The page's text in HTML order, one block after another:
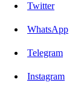
Twitter
WhatsApp
Telegram
Instagram